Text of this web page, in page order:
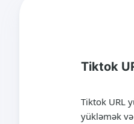
Tiktok
Tiktok URL
yükləmək